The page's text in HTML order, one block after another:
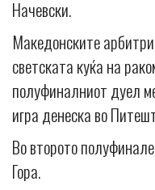
Начевски.
Македонските
светската куќа на
полуфиналниот дуел
игра денеска во
Во второто
Гора.